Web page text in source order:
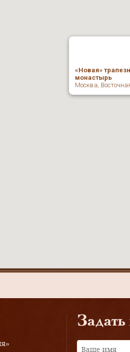
«Новая»
монастырь
Москва,
Задать